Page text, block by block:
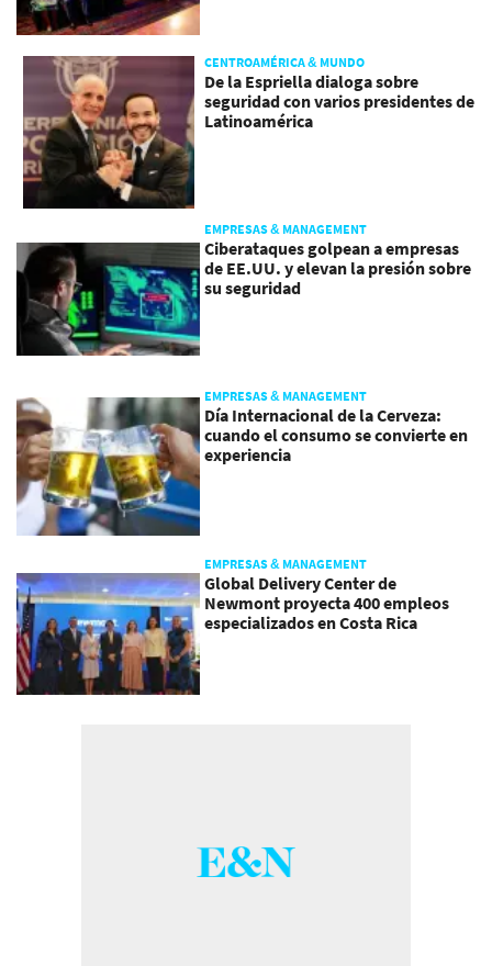
CENTROAMÉRICA & MUNDO
De la Espriella dialoga sobre
seguridad con varios presidentes de
Latinoamérica
EMPRESAS & MANAGEMENT
Ciberataques golpean a empresas
de EE.UU. y elevan la presión sobre
su seguridad
EMPRESAS & MANAGEMENT
Día Internacional de la Cerveza:
cuando el consumo se convierte en
experiencia
EMPRESAS & MANAGEMENT
Global Delivery Center de
Newmont proyecta 400 empleos
especializados en Costa Rica